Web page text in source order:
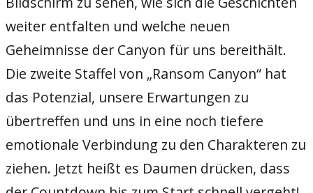
weiter entfalten und welche neuen
Geheimnisse der Canyon für uns bereithält.
Die zweite Staffel von „Ransom Canyon“ hat
das Potenzial, unsere Erwartungen zu
übertreffen und uns in eine noch tiefere
emotionale Verbindung zu den Charakteren zu
ziehen. Jetzt heißt es Daumen drücken, dass